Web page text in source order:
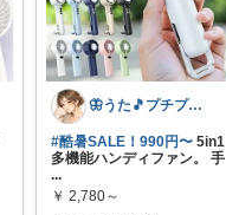
🦋うた🎵プチプラでも妥協したくない
#酷暑SALE！990円〜 5in1
多機能ハンディファン。 手
...
￥ 2,780～